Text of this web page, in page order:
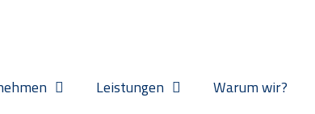
Leistungen Warum wir?